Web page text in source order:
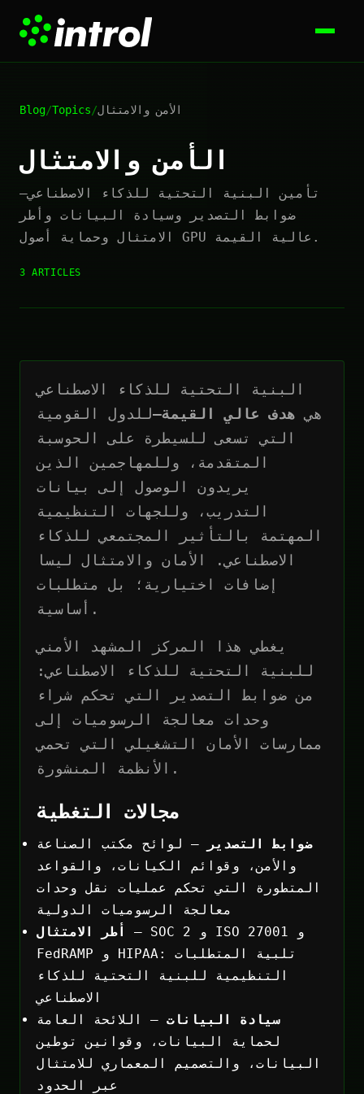
Blog/Topics/الأمن والامتثال
الأمن والامتثال
تأمين البنية التحتية للذكاء الاصطناعي—
ضوابط التصدير وسيادة البيانات وأطر
الامتثال وحماية أصول GPU عالية القيمة.
3 ARTICLES
البنية التحتية للذكاء الاصطناعي
هي هدف عالي القيمة—للدول القومية
التي تسعى للسيطرة على الحوسبة
المتقدمة، وللمهاجمين الذين
يريدون الوصول إلى بيانات
التدريب، وللجهات التنظيمية
المهتمة بالتأثير المجتمعي للذكاء
الاصطناعي. الأمان والامتثال ليسا
إضافات اختيارية؛ بل متطلبات
أساسية.
يغطي هذا المركز المشهد الأمني
للبنية التحتية للذكاء الاصطناعي:
من ضوابط التصدير التي تحكم شراء
وحدات معالجة الرسوميات إلى
ممارسات الأمان التشغيلي التي تحمي
الأنظمة المنشورة.
مجالات التغطية
ضوابط التصدير
— لوائح مكتب الصناعة
والأمن، وقوائم الكيانات، والقواعد
المتطورة التي تحكم عمليات نقل وحدات
معالجة الرسوميات الدولية
أطر الامتثال
— SOC 2 و ISO 27001 و
FedRAMP و HIPAA: تلبية المتطلبات
التنظيمية للبنية التحتية للذكاء
الاصطناعي
سيادة البيانات — اللائحة العامة
لحماية البيانات، وقوانين توطين
البيانات، والتصميم المعماري للامتثال
عبر الحدود